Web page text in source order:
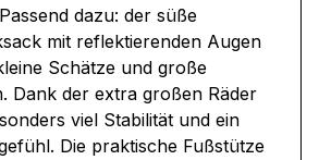
dazu: der süße
mit reflektierenden Augen
Schätze und große
Dank der extra großen Räder
viel Stabilität und ein
Die praktische Fußstütze